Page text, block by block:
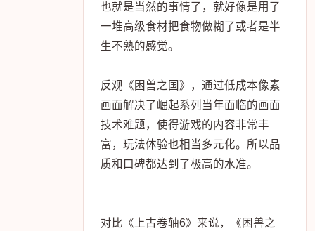
也就是当然的事情了，就好像是用了
一堆高级食材把食物做糊了或者是半
生不熟的感觉。
反观《困兽之国》，通过低成本像素
画面解决了崛起系列当年面临的画面
技术难题，使得游戏的内容非常丰
富，玩法体验也相当多元化。所以品
质和口碑都达到了极高的水准。
对比《上古卷轴6》来说，《困兽之